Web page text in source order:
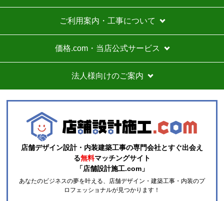
商品購入から入金連絡、工事日の指定、決定、商品の
到着等はスムーズでした。
総額的には高くなってしまったので、エアコンに限ら
ずこちらの会社からのリピはありません。
それと商品欄にもう少し細かく工事費の内訳を書いた
方がいいと思いました。
ひらり〜さん
2026年7月26日 12:54
欲しい商品をスムーズに注文できましたか？
ご利用案内・工事について
価格.com・当店公式サービス
法人様向けのご案内
店舗デザイン設計・内装建築工事の専門会社とすぐ出会え
る無料マッチングサイト
「店舗設計施工.com」
あなたのビジネスの夢を叶える、店舗デザイン・建築工事・内装のプ
ロフェッショナルが見つかります！